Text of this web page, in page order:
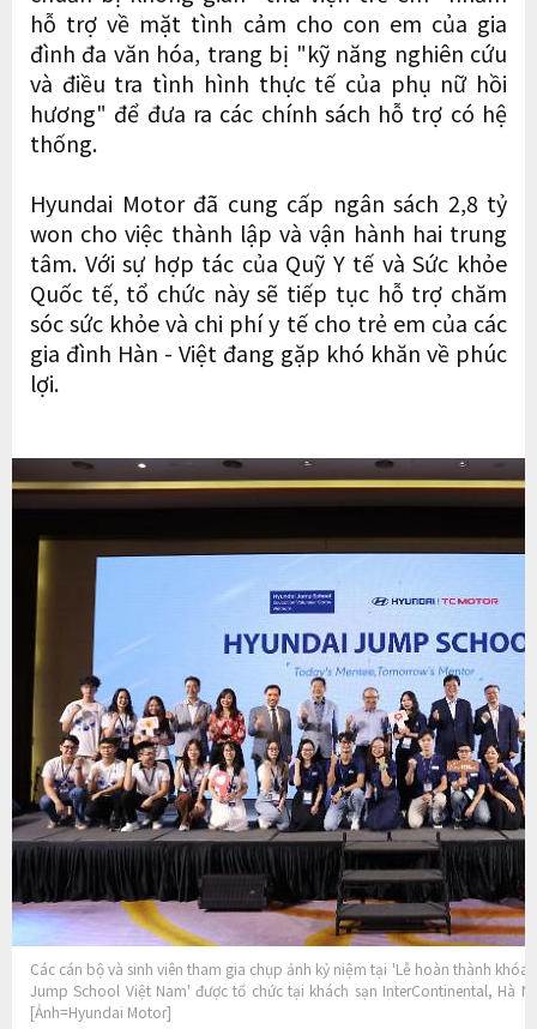
hỗ trợ về mặt tình cảm cho con em của gia
đình đa văn hóa, trang bị "kỹ năng nghiên cứu
và điều tra tình hình thực tế của phụ nữ hồi
hương" để đưa ra các chính sách hỗ trợ có hệ
thống.
Hyundai Motor đã cung cấp ngân sách 2,8 tỷ
won cho việc thành lập và vận hành hai trung
tâm. Với sự hợp tác của Quỹ Y tế và Sức khỏe
Quốc tế, tổ chức này sẽ tiếp tục hỗ trợ chăm
sóc sức khỏe và chi phí y tế cho trẻ em của các
gia đình Hàn - Việt đang gặp khó khăn về phúc
lợi.
Các cán bộ và sinh viên tham gia chụp ảnh kỷ niệm tại 'Lễ hoàn thành khóa
Jump School Việt Nam' được tổ chức tại khách sạn InterContinental, Hà
[Ảnh=Hyundai Motor]